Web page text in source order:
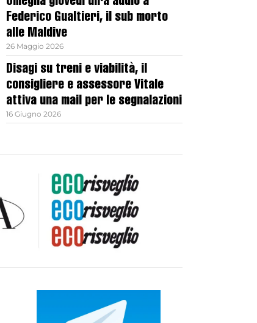
Federico Gualtieri, il sub morto
alle Maldive
26 Maggio 2026
Disagi su treni e viabilità, il
consigliere e assessore Vitale
attiva una mail per le segnalazioni
16 Giugno 2026